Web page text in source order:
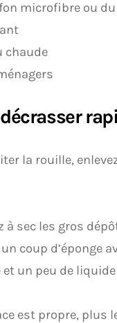
microfibre ou
chaude
décrasser
la rouille,
à sec les gros
coup d’éponge
et un peu de
est propre, plus